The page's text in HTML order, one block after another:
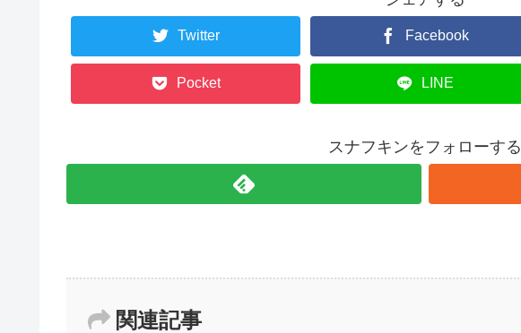
Twitter Facebook
Pocket LINE
スナフキンをフォローする
関連記事